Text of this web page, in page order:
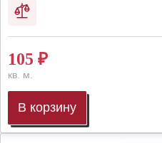
105 ₽
кв. м.
В корзину